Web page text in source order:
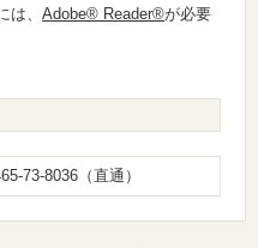
は、 Adobe® Reader®が必要
73-8036（直通）